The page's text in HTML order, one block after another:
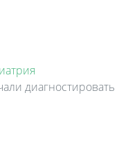
диагностировать